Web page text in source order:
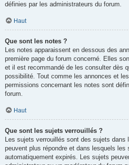
définies par les administrateurs du forum.
Haut
Que sont les notes ?
Les notes apparaissent en dessous des
première page du forum concerné. Elles
et il est recommandé de les consulter dès
possibilité. Tout comme les annonces et
permissions concernant les notes sont
forum.
Haut
Que sont les sujets verrouillés ?
Les sujets verrouillés sont des sujets
peuvent plus répondre et dans lesquels les
automatiquement expirés. Les sujets